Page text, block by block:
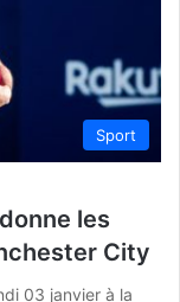
Sport
les
City
03 janvier à la